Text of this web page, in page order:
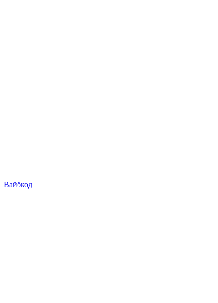
Вайбкод